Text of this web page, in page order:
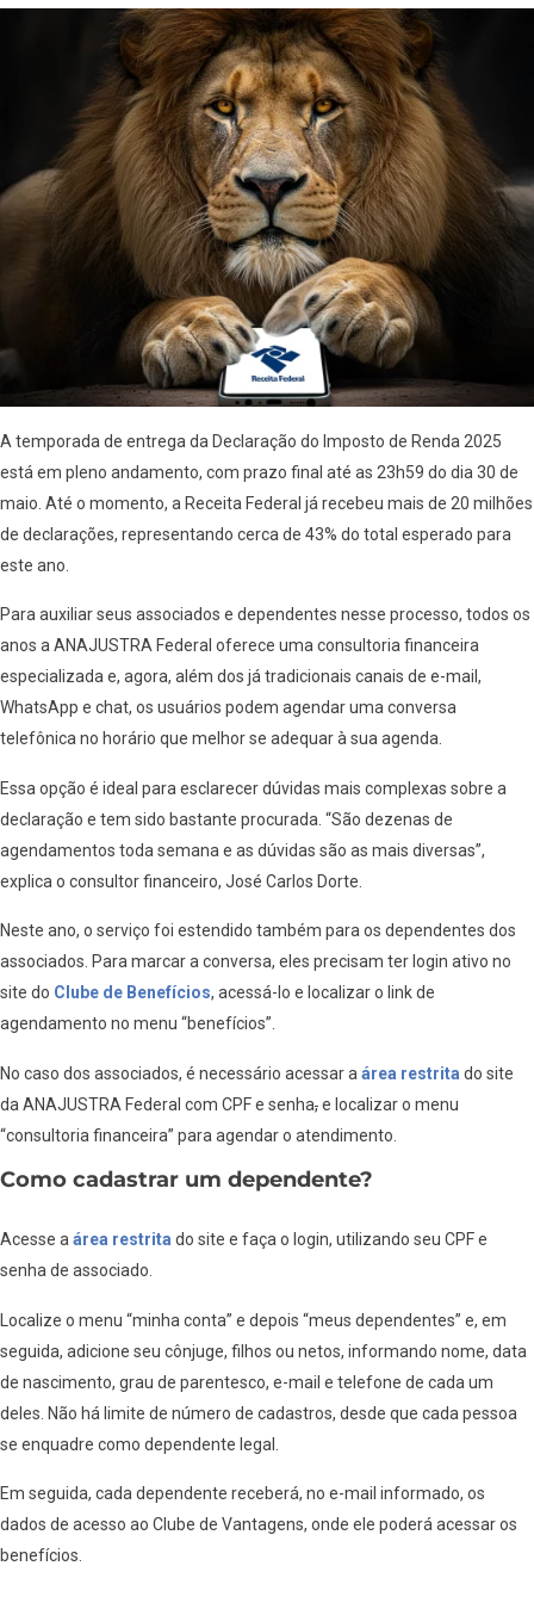
A temporada de entrega da Declaração do Imposto de Renda 2025
está em pleno andamento, com prazo final até as 23h59 do dia 30 de
maio. Até o momento, a Receita Federal já recebeu mais de 20 milhões
de declarações, representando cerca de 43% do total esperado para
este ano.
Para auxiliar seus associados e dependentes nesse processo, todos os
anos a ANAJUSTRA Federal oferece uma consultoria financeira
especializada e, agora, além dos já tradicionais canais de e-mail,
WhatsApp e chat, os usuários podem agendar uma conversa
telefônica no horário que melhor se adequar à sua agenda.
Essa opção é ideal para esclarecer dúvidas mais complexas sobre a
declaração e tem sido bastante procurada. “São dezenas de
agendamentos toda semana e as dúvidas são as mais diversas”,
explica o consultor financeiro, José Carlos Dorte.
Neste ano, o serviço foi estendido também para os dependentes dos
associados. Para marcar a conversa, eles precisam ter login ativo no
site do Clube de Benefícios, acessá-lo e localizar o link de
agendamento no menu “benefícios”.
No caso dos associados, é necessário acessar a área restrita do site
da ANAJUSTRA Federal com CPF e senha,e localizar o menu
“consultoria financeira” para agendar o atendimento.
Como cadastrar um dependente?
Acesse aárea restrita do site e faça o login, utilizando seu CPF e
senha de associado.
Localize o menu “minha conta” e depois “meus dependentes” e, em
seguida, adicione seu cônjuge, filhos ou netos, informando nome, data
de nascimento, grau de parentesco, e-mail e telefone de cada um
deles. Não há limite de número de cadastros, desde que cada pessoa
se enquadre como dependente legal.
Em seguida, cada dependente receberá, no e-mail informado, os
dados de acesso ao Clube de Vantagens, onde ele poderá acessar os
benefícios.